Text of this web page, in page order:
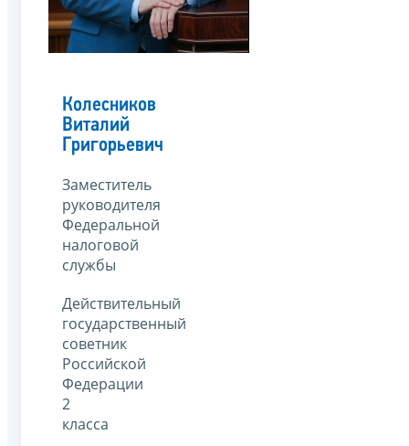
Колесников
Виталий
Григорьевич
Заместитель
руководителя
Федеральной
налоговой
службы
Действительный
государственный
советник
Российской
Федерации
2
класса